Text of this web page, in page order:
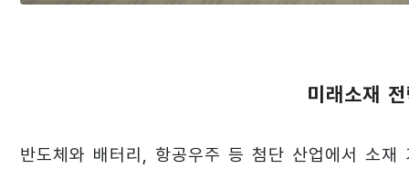
미래소재
반도체와 배터리, 항공우주 등 첨단 산업에서 소